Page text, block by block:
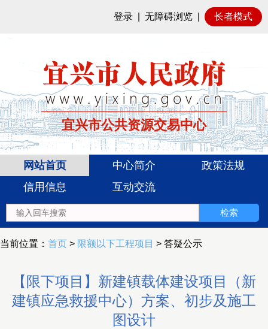
登录 无障碍浏览 长者模式
宜兴市公共资源交易中心
网站首页 中心简介
政策法规
信用信息
互动交流
当前位置： 首页 > 限额以下工程项目 > 答疑公示
【限下项目】新建镇载体建设项目（新
建镇应急救援中心）方案、初步及施工
图设计